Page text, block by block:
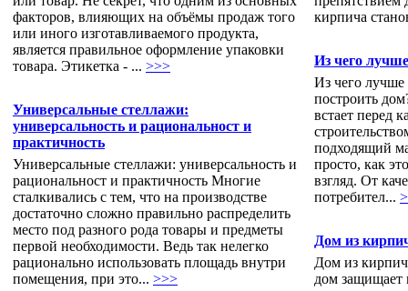
факторов, влияющих на объёмы продаж того
или иного изготавливаемого продукта,
является правильное оформление упаковки
товара. Этикетка - ... >>>
Универсальные стеллажи:
универсальность и рациональност и
практичность
Универсальные стеллажи: универсальность и
рациональност и практичность Многие
сталкивались с тем, что на производстве
достаточно сложно правильно распределить
место под разного рода товары и предметы
первой необходимости. Ведь так нелегко
рационально использовать площадь внутри
помещения, при это... >>>
кирпича
Из чего
Из чего лучше
построить
встает перед
подходящий
просто, как
взгляд. От
потребител...
Дом из
Дом из
дом защищает